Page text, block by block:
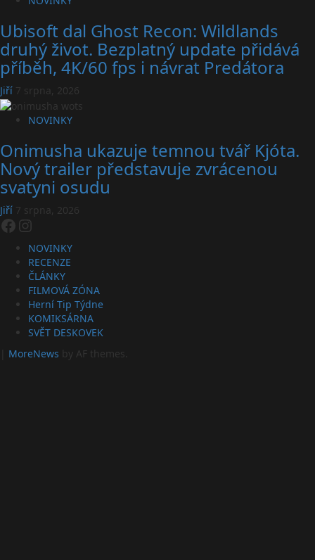
Ubisoft dal Ghost Recon: Wildlands
druhý život. Bezplatný update přidává
příběh, 4K/60 fps i návrat Predátora
Jiří 7 srpna, 2026
NOVINKY
Onimusha ukazuje temnou tvář Kjóta.
Nový trailer představuje zvrácenou
svatyni osudu
Jiří 7 srpna, 2026
Facebook
Instagram
NOVINKY
RECENZE
ČLÁNKY
FILMOVÁ ZÓNA
Herní Tip Týdne
KOMIKSÁRNA
SVĚT DESKOVEK
MoreNews by AF themes.